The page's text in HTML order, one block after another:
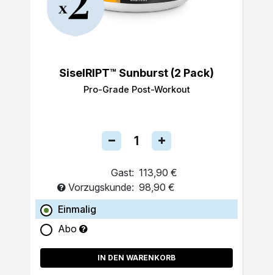
SiselRIPT™ Sunburst (2 Pack)
Pro-Grade Post-Workout
Gast: 113,90 €
Vorzugskunde: 98,90 €
Einmalig
Abo
IN DEN WARENKORB